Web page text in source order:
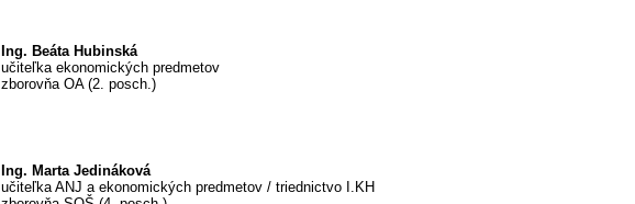
Ing. Beáta Hubinská
učiteľka ekonomických predmetov
zborovňa OA (2. posch.)
Ing. Marta Jedináková
učiteľka ANJ a ekonomických predmetov / triednictvo I.KH